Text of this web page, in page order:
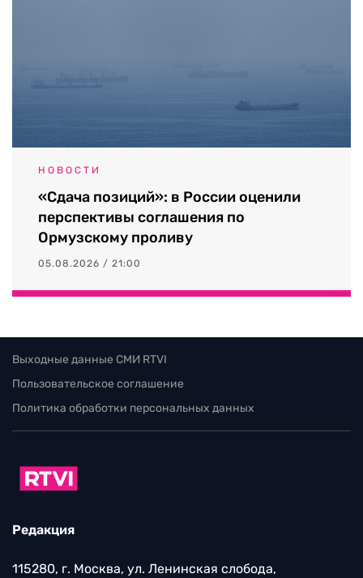
НОВОСТИ
«Сдача позиций»: в России оценили
перспективы соглашения по
Ормузскому проливу
05.08.2026 / 21:00
Выходные данные СМИ RTVI
Пользовательское соглашение
Политика обработки персональных данных
Редакция
115280, г. Москва, ул. Ленинская слобода,